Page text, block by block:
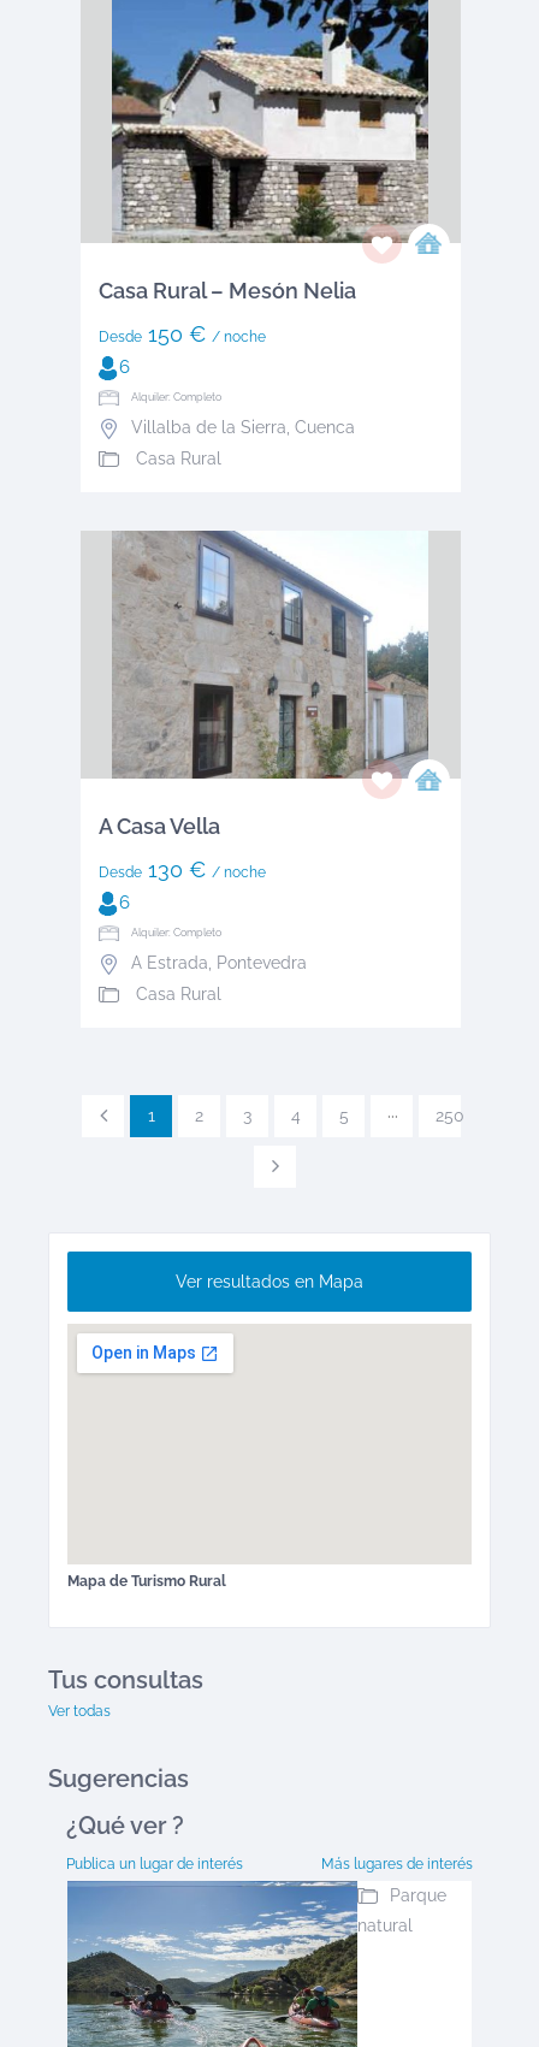
Casa Rural – Mesón Nelia
Desde150 € / noche
6
Alquiler: Completo
Villalba de la Sierra, Cuenca
Casa Rural
A Casa Vella
Desde130 € / noche
6
Alquiler: Completo
A Estrada, Pontevedra
Casa Rural
1 2 3 4 5 ··· 250
Ver resultados en Mapa
Mapa de Turismo Rural
Tus consultas
Ver todas
Sugerencias
¿Qué ver ?
Publica un lugar de interés Más lugares de interés
Parque
natural